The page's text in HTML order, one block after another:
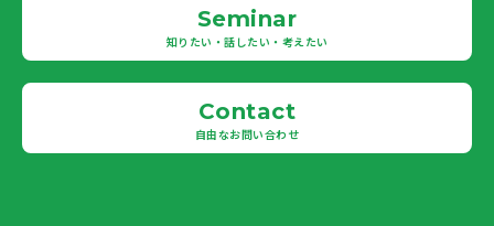
Seminar
知りたい・話したい・考えたい
Contact
自由なお問い合わせ